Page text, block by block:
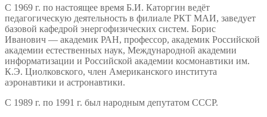
С 1969 г. по настоящее время Б.И. Каторгин ведёт
педагогическую деятельность в филиале РКТ МАИ, заведует
базовой кафедрой энергофизических систем. Борис
Иванович — академик РАН, профессор, академик Российской
академии естественных наук, Международной академии
информатизации и Российской академии космонавтики им.
К.Э. Циолковского, член Американского института
аэронавтики и астронавтики.
С 1989 г. по 1991 г. был народным депутатом СССР.